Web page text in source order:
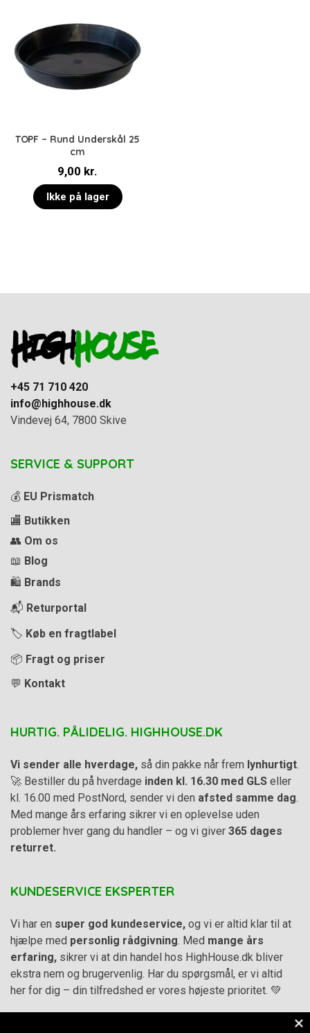
TOPF – Rund Underskål 25
cm
9,00 kr.
Ikke på lager
+45 71 710 420
info@highhouse.dk
Vindevej 64, 7800 Skive
SERVICE & SUPPORT
💰 EU Prismatch
🏬 Butikken
👥 Om os
📖 Blog
🛍️ Brands
📬 Returportal
🏷️ Køb en fragtlabel
📦 Fragt og priser
💬 Kontakt
HURTIG. PÅLIDELIG. HIGHHOUSE.DK
Vi sender alle hverdage, så din pakke når frem lynhurtigt.
🚀 Bestiller du på hverdage inden kl. 16.30 med GLS eller
kl. 16.00 med PostNord, sender vi den afsted samme dag.
Med mange års erfaring sikrer vi en oplevelse uden
problemer hver gang du handler – og vi giver 365 dages
returret.
KUNDESERVICE EKSPERTER
Vi har en super god kundeservice, og vi er altid klar til at
hjælpe med personlig rådgivning. Med mange års
erfaring, sikrer vi at din handel hos HighHouse.dk bliver
ekstra nem og brugervenlig. Har du spørgsmål, er vi altid
her for dig – din tilfredshed er vores højeste prioritet. 💚